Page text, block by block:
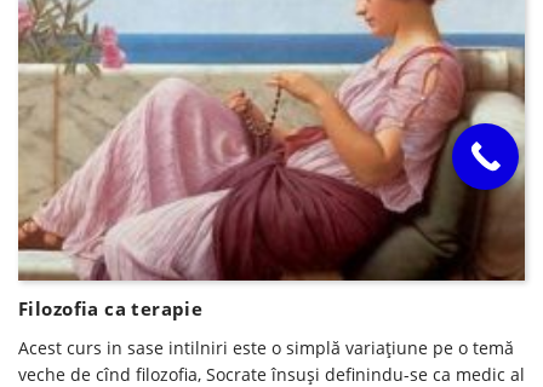
Filozofia ca terapie
Acest curs in sase intilniri este o simplă variaţiune pe o temă
veche de cînd filozofia, Socrate însuşi definindu-se ca medic al